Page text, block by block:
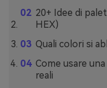
20+ Idee di
HEX)
Quali colori si
Come usare
reali